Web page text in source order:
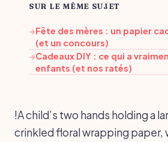
SUR LE MÊME SUJET
→Fête des mères : un papier
(et un concours)
→Cadeaux DIY : ce qui a
enfants (et nos ratés)
!A child’s two hands holding a
crinkled floral wrapping paper,